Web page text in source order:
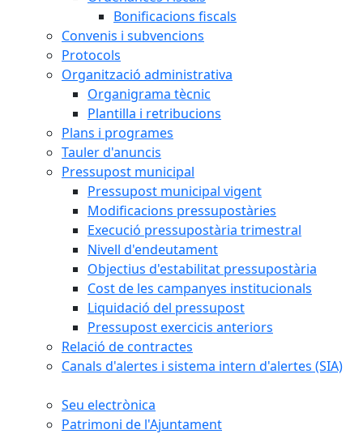
Bonificacions fiscals
Convenis i subvencions
Protocols
Organització administrativa
Organigrama tècnic
Plantilla i retribucions
Plans i programes
Tauler d'anuncis
Pressupost municipal
Pressupost municipal vigent
Modificacions pressupostàries
Execució pressupostària trimestral
Nivell d'endeutament
Objectius d'estabilitat pressupostària
Cost de les campanyes institucionals
Liquidació del pressupost
Pressupost exercicis anteriors
Relació de contractes
Canals d'alertes i sistema intern d'alertes (SIA)
Seu electrònica
Patrimoni de l'Ajuntament